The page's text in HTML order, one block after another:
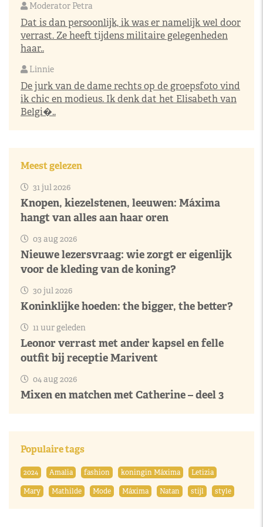
Moderator Petra
Dat is dan persoonlijk, ik was er namelijk wel door
verrast. Ze heeft tijdens militaire gelegenheden
haar..
Linnie
De jurk van de dame rechts op de groepsfoto vind
ik chic en modieus. Ik denk dat het Elisabeth van
Belgi�..
Meest gelezen
31 jul 2026
Knopen, kiezelstenen, leeuwen: Máxima
hangt van alles aan haar oren
03 aug 2026
Nieuwe lezersvraag: wie zorgt er eigenlijk
voor de kleding van de koning?
30 jul 2026
Koninklijke hoeden: the bigger, the better?
11 uur geleden
Leonor verrast met ander kapsel en felle
outfit bij receptie Marivent
04 aug 2026
Mixen en matchen met Catherine – deel 3
Populaire tags
2024 Amalia fashion koningin Máxima
Letizia
Mary
Mathilde Mode Máxima Natan stijl style